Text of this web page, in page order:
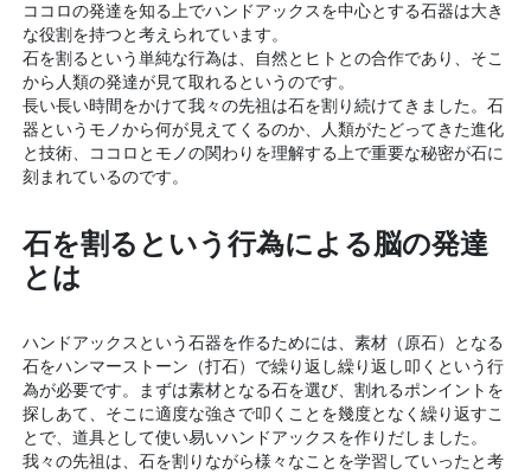
ココロの発達を知る上でハンドアックスを中心とする石器は大き
な役割を持つと考えられています。
石を割るという単純な行為は、自然とヒトとの合作であり、そこ
から人類の発達が見て取れるというのです。
長い長い時間をかけて我々の先祖は石を割り続けてきました。石
器というモノから何が見えてくるのか、人類がたどってきた進化
と技術、ココロとモノの関わりを理解する上で重要な秘密が石に
刻まれているのです。
石を割るという行為による脳の発達
とは
ハンドアックスという石器を作るためには、素材（原石）となる
石をハンマーストーン（打石）で繰り返し繰り返し叩くという行
為が必要です。まずは素材となる石を選び、割れるポンイントを
探しあて、そこに適度な強さで叩くことを幾度となく繰り返すこ
とで、道具として使い易いハンドアックスを作りだしました。
我々の先祖は、石を割りながら様々なことを学習していったと考